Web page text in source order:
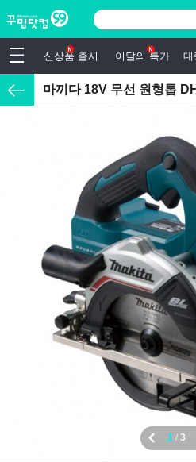
신상품 출시 이달의 특가 대
마끼다 18V 무선 원형톱
1 / 3